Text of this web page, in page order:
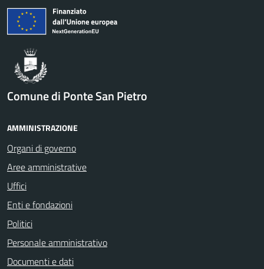
Comune di Ponte San Pietro
AMMINISTRAZIONE
Organi di governo
Aree amministrative
Uffici
Enti e fondazioni
Politici
Personale amministrativo
Documenti e dati